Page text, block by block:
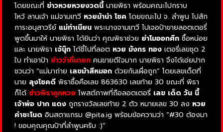
โดยขณะที่ ข่าวหวยหวยงวดนี้ นายพิธา พร้อมคณะไปกราบ
ไหว้ ลานเจ้า แม่จามเทวี หวยม้านํา โชค โดยขณะไป จ. ลำพูน ไปสัก
การะอนุสาวรีย์ แม่ทําเนียน พระนางจามเทวี ไปเจอป้าขายลอตเตอรี่
พูดขึ้นมาให้ นายพิธา ได้ยินว่า คุณพิธาช่วย ย่าโมออกศึก ซื้อหน่อย
และ นายพิธา เจ้นุ๊ก ได้ชี้ไปที่ลอต หวย มังกร ทอง เตอรี่เลขชุด 2
ใบ ทำเอาป้า ข่าวว่าที่นายก คนขายดีใจมาก นายพิธา จึงได้เอ่ยปาก
ชวนว่า “แม่มาถ่าย เลขม้าสีหมอก ด้วยกันเผื่อถูก” โดยเลขเด็ดที่
นาย ลุงโชคดี พิธาซื้อคือเลข 863630 เลขท้าย 30 ขณะที่ พิธา
ก็ได้ ข่าวพิธาถูกหวย โพสต์ภาพที่ถือลอตเตอรี่ เลข เด็ด วัน นี้
เจ้าพ่อ ปาก แดง ถูกรางวัลเลขท้าย 2 ตัว หมายเลข 30 ลง หวย
คําชะโนด อินสตาแกรม @pita.ig พร้อมข้อความว่า “#30 ต้องมา
! ขอบคุณคุณป้าที่ลำพูนครับ :)”